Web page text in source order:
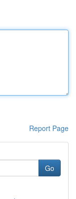
Report Page
Go